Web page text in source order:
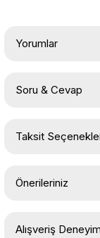
Yorumlar
Soru & Cevap
Taksit
Önerileriniz
konularda yetersiz
Alışveriş